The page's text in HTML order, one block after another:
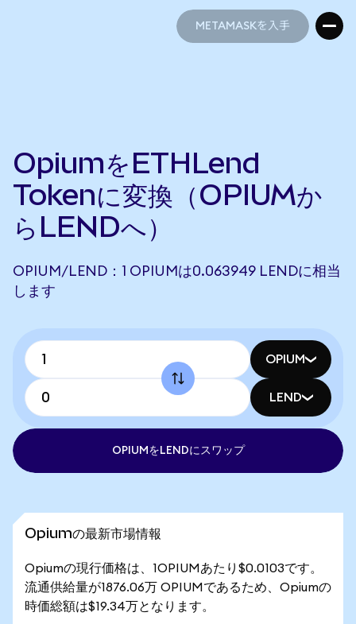
METAMASKを入手
OpiumをETHLend
Tokenに変換（OPIUMか
らLENDへ）
OPIUM/LEND：1 OPIUMは0.063949 LENDに相当
します
OPIUM
LEND
OPIUMをLENDにスワップ
Opiumの最新市場情報
Opiumの現行価格は、1OPIUMあたり$0.0103です。
流通供給量が1876.06万 OPIUMであるため、Opiumの
時価総額は$19.34万となります。